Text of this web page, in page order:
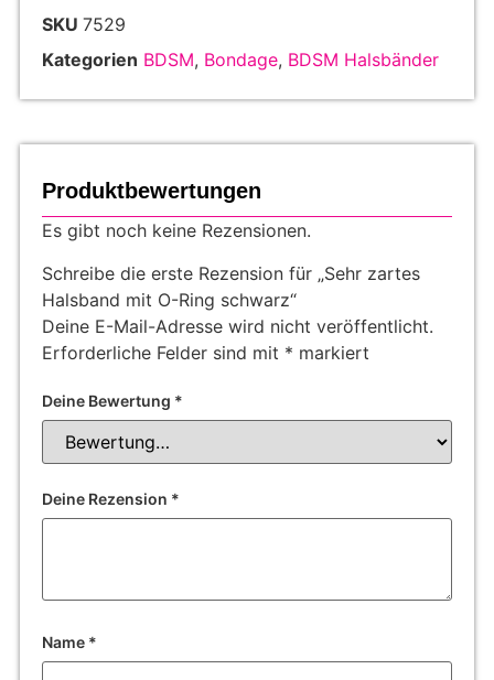
SKU 7529
Kategorien BDSM, Bondage, BDSM Halsbänder
Produktbewertungen
Es gibt noch keine Rezensionen.
Schreibe die erste Rezension für „Sehr zartes
Halsband mit O-Ring schwarz“
Deine E-Mail-Adresse wird nicht veröffentlicht.
Erforderliche Felder sind mit * markiert
Deine Bewertung *
Deine Rezension *
Name *